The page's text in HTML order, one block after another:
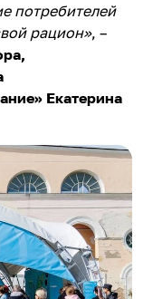
потребителей
рацион», –
Екатерина